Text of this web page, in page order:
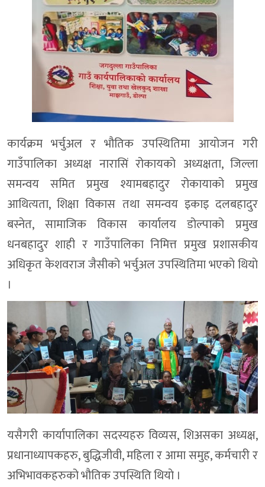
कार्यक्रम भर्चुअल र भौतिक उपस्थितिमा आयोजन गरी
गाउँपालिका अध्यक्ष नारासिं रोकायको अध्यक्षता, जिल्ला
समन्वय समित प्रमुख श्यामबहादुर रोकायाको प्रमुख
आथित्यता, शिक्षा विकास तथा समन्वय इकाइ दलबहादुर
बस्नेत, सामाजिक विकास कार्यालय डोल्पाको प्रमुख
धनबहादुर शाही र गाउँपालिका निमित्त प्रमुख प्रशासकीय
अधिकृत केशवराज जैसीको भर्चुअल उपस्थितिमा भएकाे थियाे
।
यसैगरी कार्यापालिका सदस्यहरु विव्यस, शिअसका अध्यक्ष,
प्रधानाध्यापकहरु, बुद्धिजीवी, महिला र आमा समुह, कर्मचारी र
अभिभावकहरुको भौतिक उपस्थिति थियाे ।